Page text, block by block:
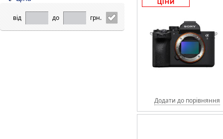
від до грн.
Додати до порівняння